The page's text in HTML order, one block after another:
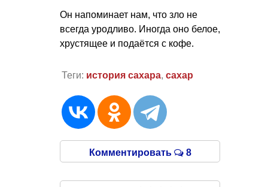
Он напоминает нам, что зло не
всегда уродливо. Иногда оно белое,
хрустящее и подаётся с кофе.
Теги: история сахара, сахар
Комментировать 8